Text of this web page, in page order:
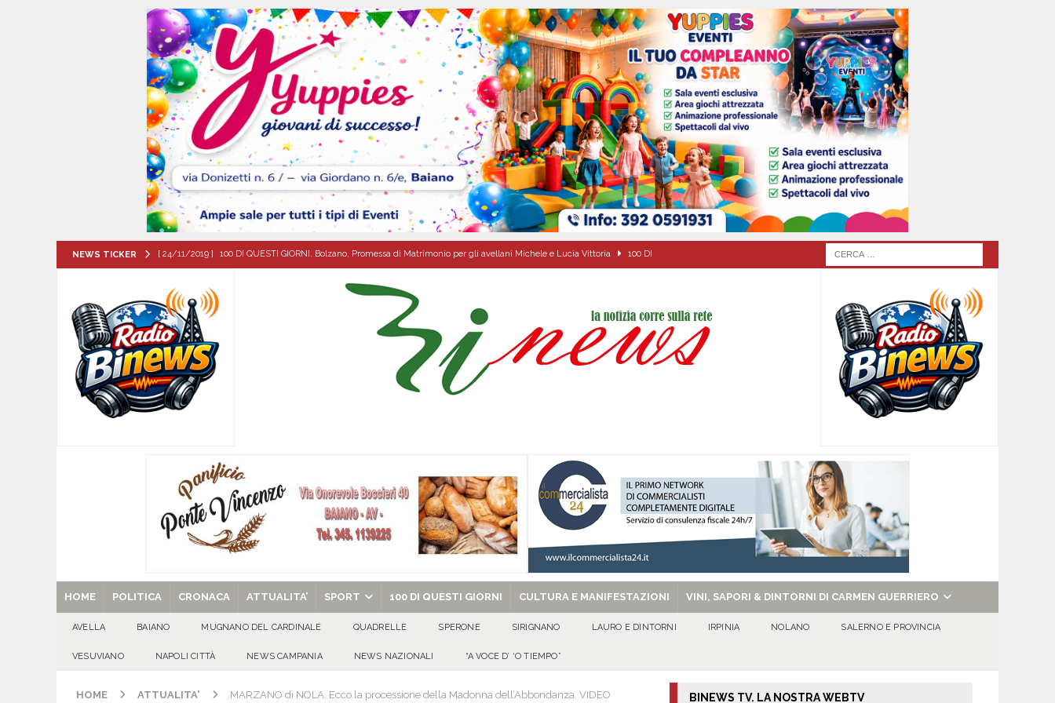
NEWS TICKER [ 24/11/2019 ] 100 DI QUESTI GIORNI. Bolzano, Promessa di Matrimonio per gli avellani Michele e Lucia Vittoria 100 DI
[ 08/08/2026 ] Avella: lutto per la scomparsa di Antonio Napolitano AVELLA
[ 08/08/2026 ] Nola. Controlli dei carabinieri alle agenzie funebri. Due attività chiuse e tre persone denunciate CRONACA
[ 08/08/2026 ] Mercogliano, “ConversAzioni di Pace”: alla Villa Comunale un pomeriggio tra dialogo, poesia e condivisione
CULTURA E MANIFESTAZIONI
[ 08/08/2026 ]
[ 29/08/2025 ] SANT’Oggi. Venerdì 29 agosto la chiesa celebra il Martirio di san Giovanni Battista e santa Sabina
HOME POLITICA CRONACA ATTUALITA’ SPORT 100 DI QUESTI GIORNI CULTURA E MANIFESTAZIONI VINI, SAPORI & DINTORNI DI CARMEN GUERRIERO
AVELLA BAIANO MUGNANO DEL CARDINALE QUADRELLE SPERONE SIRIGNANO LAURO E DINTORNI IRPINIA NOLANO SALERNO E PROVINCIA
VESUVIANO NAPOLI CITTÀ NEWS CAMPANIA NEWS NAZIONALI “A VOCE D’ ‘O TIEMPO”
HOME ATTUALITA' MARZANO di NOLA. Ecco la processione della Madonna dell’Abbondanza. VIDEO BINEWS TV. LA NOSTRA WEBTV